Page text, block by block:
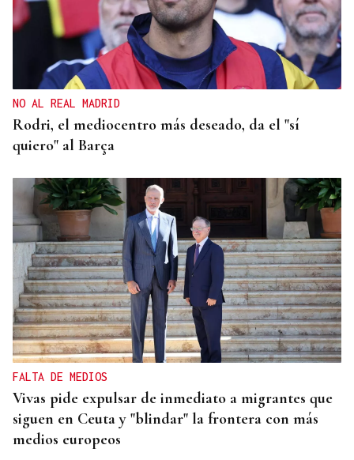
NO AL REAL MADRID
Rodri, el mediocentro más deseado, da el "sí
quiero" al Barça
FALTA DE MEDIOS
Vivas pide expulsar de inmediato a migrantes que
siguen en Ceuta y "blindar" la frontera con más
medios europeos